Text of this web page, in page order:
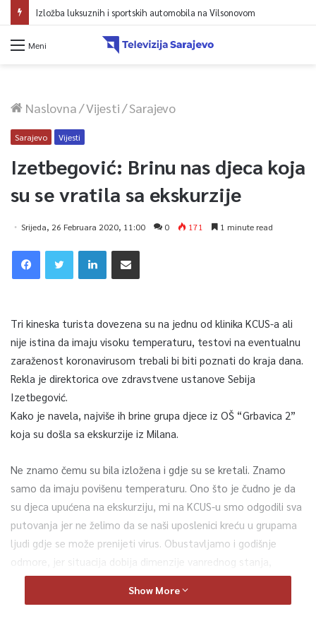
Izložba luksuznih i sportskih automobila na Vilsonovom
Meni
Naslovna/Vijesti/Sarajevo
Sarajevo Vijesti
Izetbegović: Brinu nas djeca koja
su se vratila sa ekskurzije
Srijeda, 26 Februara 2020, 11:00 0 171 1 minute read
Tri kineska turista dovezena su na jednu od klinika KCUS-a ali
nije istina da imaju visoku temperaturu, testovi na eventualnu
zaraženost koronavirusom trebali bi biti poznati do kraja dana.
Rekla je direktorica ove zdravstvene ustanove Sebija
Izetbegović.
Kako je navela, najviše ih brine grupa djece iz OŠ “Grbavica 2”
koja su došla sa ekskurzije iz Milana.
Ne znamo čemu su bila izložena i gdje su se kretali. Znamo
samo da imaju povišenu temperaturu. Ono što je čudno je da
su djeca upućena na ekskurziju, mi na KCUS-u smo odgodili sva
putovanja jer ne želimo da se naši uposlenici kreću u grupama
ljudi gdje se može prenijeti virus. Obustavljamo i godišnje
odmore, jer situacija dobija dimenzije vanrednog stanja,
naglasila je direktorica KCUS-a.
Show More